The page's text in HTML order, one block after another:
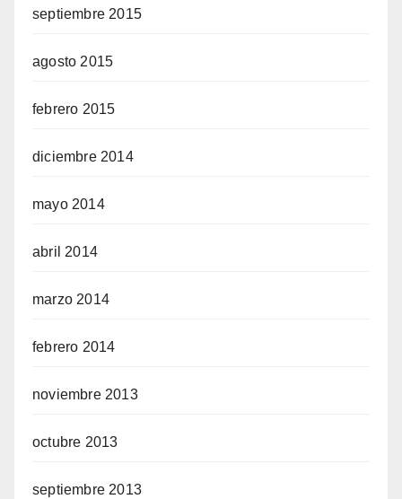
septiembre 2015
agosto 2015
febrero 2015
diciembre 2014
mayo 2014
abril 2014
marzo 2014
febrero 2014
noviembre 2013
octubre 2013
septiembre 2013